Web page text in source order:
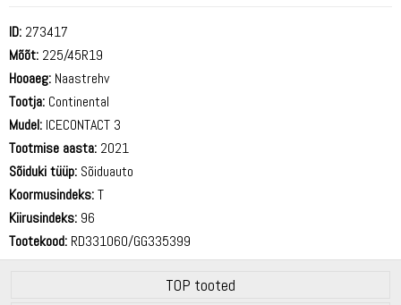
ID: 273417
Mõõt: 225/45R19
Hooaeg: Naastrehv
Tootja: Continental
Mudel: ICECONTACT 3
Tootmise aasta: 2021
Sõiduki tüüp: Sõiduauto
Koormusindeks:T
Kiirusindeks: 96
Tootekood: RD331060/GG335399
TOP tooted